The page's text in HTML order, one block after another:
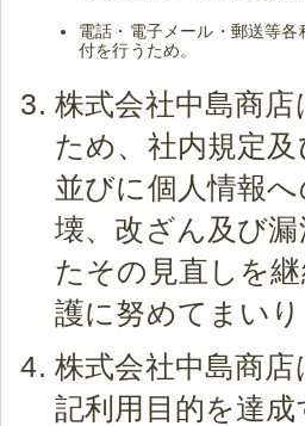
電話・電子メール・郵送等
付を行うため。
株式会社中島商
ため、社内規定
並びに個人情報
壊、改ざん及び
たその見直しを
護に努めてまいり
株式会社中島商
記利用目的を達